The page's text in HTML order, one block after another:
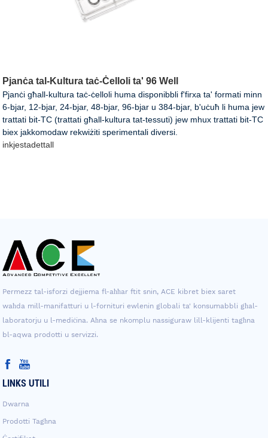
Pjanċa tal-Kultura taċ-Ċelloli ta' 96 Well
Pjanċi għall-kultura taċ-ċelloli huma disponibbli f'firxa ta' formati minn
6-bjar, 12-bjar, 24-bjar, 48-bjar, 96-bjar u 384-bjar, b'uċuħ li huma jew
trattati bit-TC (trattati għall-kultura tat-tessuti) jew mhux trattati bit-TC
biex jakkomodaw rekwiżiti sperimentali diversi.
inkjestadettall
Permezz tal-isforzi dejjiema fl-aħħar ftit snin, ACE kibret biex saret
waħda mill-manifatturi u l-fornituri ewlenin globali ta' konsumabbli għal-
laboratorju u l-mediċina. Aħna se nkomplu nassiguraw lill-klijenti tagħna
bl-aqwa prodotti u servizzi.
LINKS UTILI
Dwarna
Prodotti Tagħna